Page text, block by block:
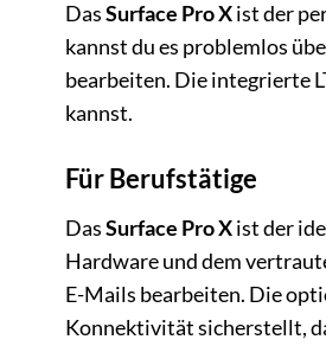
DasSurface Pro Xist der
kannst du es problemlos
bearbeiten. Die integrierte
kannst.
Für Berufstätige
DasSurface Pro Xist der
Hardware und dem
E-Mails bearbeiten. Die
Konnektivität sicherstellt,